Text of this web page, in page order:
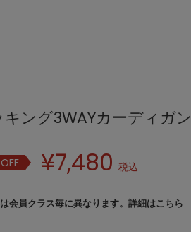
ング3WAYカーディガン
¥7,480 税込
会員クラス毎に異なります。 詳細はこちら